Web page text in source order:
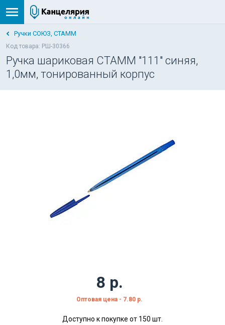
Ручки СОЮЗ, СТАММ
Код товара: РШ-30366
Ручка шариковая СТАММ "111" синяя,
1,0мм, тонированный корпус
8 р.
Оптовая цена - 7.80 р.
Доступно к покупке от 150 шт.